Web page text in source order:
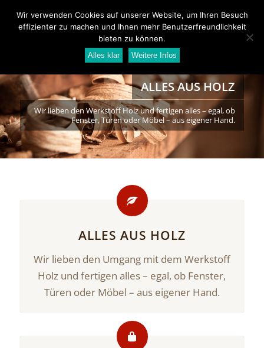
ALLES AUS HOLZ
Wir lieben den Werkstoff Holz und fertigen alles – egal, ob
Fenster, Türen oder Möbel – aus eigener Hand.
ALLES AUS HOLZ
Wir lieben den Umgang mit dem Werkstoff
Holz und fertigen alles – egal, ob Fenster,
Türen oder Möbel – aus eigener Hand.
Wir verwenden Cookies auf unserer Website, um Ihren Besuch
effizienter zu machen und Ihnen mehr Benutzerfreundlichkeit
bieten zu können.
Alles klar Weitere Infos